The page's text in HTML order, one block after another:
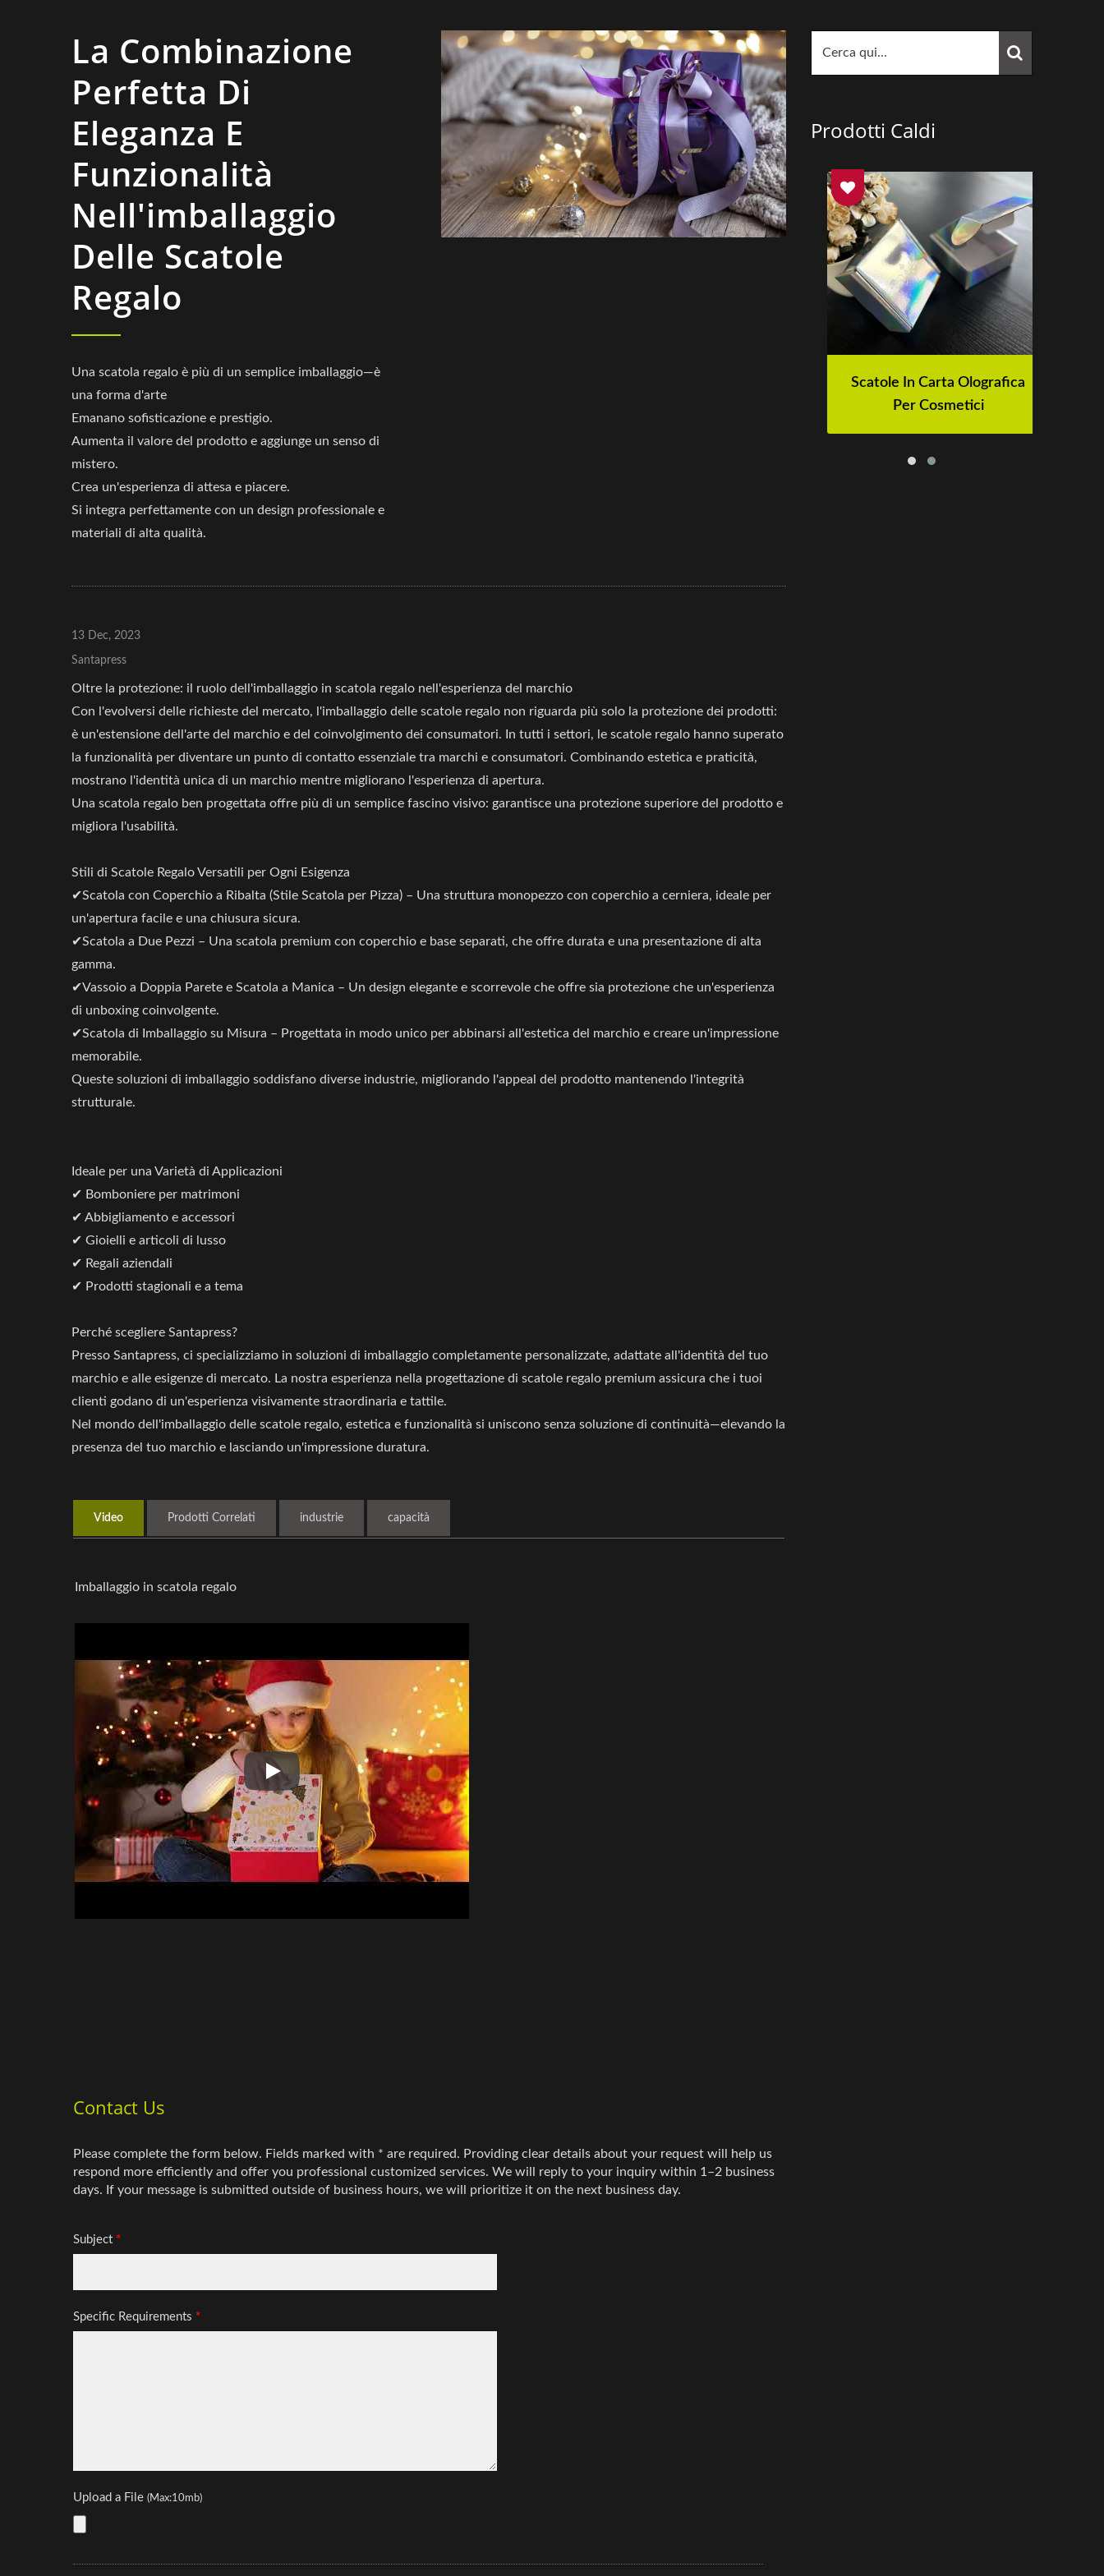
La Combinazione
Perfetta Di
Eleganza E
Funzionalità
Nell'imballaggio
Delle Scatole
Regalo
Una scatola regalo è più di un semplice imballaggio—è
una forma d'arte
Emanano sofisticazione e prestigio.
Aumenta il valore del prodotto e aggiunge un senso di
mistero.
Crea un'esperienza di attesa e piacere.
Si integra perfettamente con un design professionale e
materiali di alta qualità.
13 Dec, 2023
Santapress
Oltre la protezione: il ruolo dell'imballaggio in scatola regalo nell'esperienza del marchio
Con l'evolversi delle richieste del mercato, l'imballaggio delle scatole regalo non riguarda più solo la protezione dei prodotti:
è un'estensione dell'arte del marchio e del coinvolgimento dei consumatori. In tutti i settori, le scatole regalo hanno superato
la funzionalità per diventare un punto di contatto essenziale tra marchi e consumatori. Combinando estetica e praticità,
mostrano l'identità unica di un marchio mentre migliorano l'esperienza di apertura.
Una scatola regalo ben progettata offre più di un semplice fascino visivo: garantisce una protezione superiore del prodotto e
migliora l'usabilità.
Stili di Scatole Regalo Versatili per Ogni Esigenza
✔Scatola con Coperchio a Ribalta (Stile Scatola per Pizza) – Una struttura monopezzo con coperchio a cerniera, ideale per
un'apertura facile e una chiusura sicura.
✔Scatola a Due Pezzi – Una scatola premium con coperchio e base separati, che offre durata e una presentazione di alta
gamma.
✔Vassoio a Doppia Parete e Scatola a Manica – Un design elegante e scorrevole che offre sia protezione che un'esperienza
di unboxing coinvolgente.
✔Scatola di Imballaggio su Misura – Progettata in modo unico per abbinarsi all'estetica del marchio e creare un'impressione
memorabile.
Queste soluzioni di imballaggio soddisfano diverse industrie, migliorando l'appeal del prodotto mantenendo l'integrità
strutturale.
Ideale per una Varietà di Applicazioni
✔ Bomboniere per matrimoni
✔ Abbigliamento e accessori
✔ Gioielli e articoli di lusso
✔ Regali aziendali
✔ Prodotti stagionali e a tema
Perché scegliere Santapress?
Presso Santapress, ci specializziamo in soluzioni di imballaggio completamente personalizzate, adattate all'identità del tuo
marchio e alle esigenze di mercato. La nostra esperienza nella progettazione di scatole regalo premium assicura che i tuoi
clienti godano di un'esperienza visivamente straordinaria e tattile.
Nel mondo dell'imballaggio delle scatole regalo, estetica e funzionalità si uniscono senza soluzione di continuità—elevando la
presenza del tuo marchio e lasciando un'impressione duratura.
Video Prodotti Correlati Industrie Capacità
Imballaggio in scatola regalo
Imballaggio in scatola regalo
Prodotti Caldi
Cartella PP A Mano
Scatole In Carta Olografica
Scatole In Carta Olografica
Per Cosmetici